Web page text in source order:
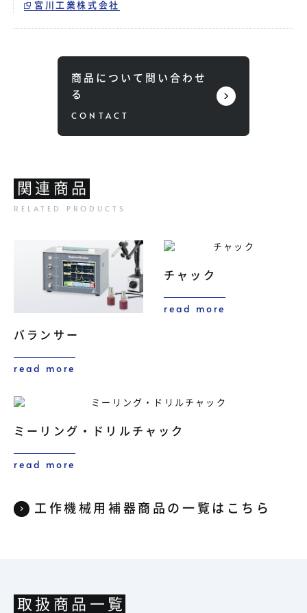
宮川工業株式会社
商品について問い合わせ
る
関連商品
バランサー
read more
チャック
read more
ミーリング・ドリルチャック
read more
工作機械用補器商品の一覧はこちら
取扱商品一覧